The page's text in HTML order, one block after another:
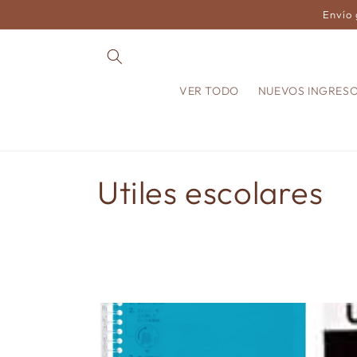
al contenido
Envío
VER TODO NUEVOS
C
e
Utiles escolares